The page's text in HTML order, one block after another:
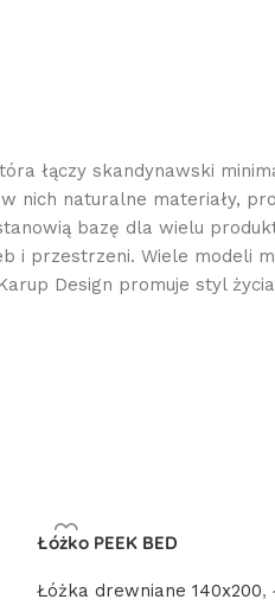
łączy skandynawski
nich naturalne materiały,
bazę dla wielu
Wiele modeli
Design promuje styl
Łóżko PEEK BED
Łóżka drewniane 140x200,